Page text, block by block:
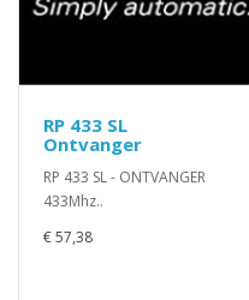
RP 433 SL
Ontvanger
RP 433 SL - ONTVANGER
433Mhz..
€ 57,38